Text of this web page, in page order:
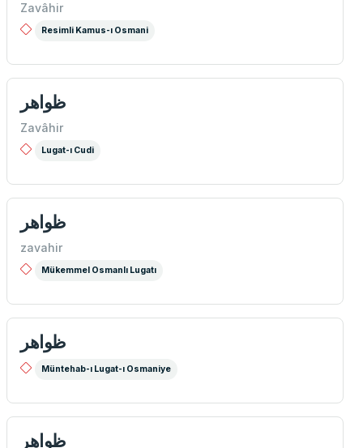
Zavâhir
Resimli Kamus-ı Osmani
ظواهر
Zavâhir
Lugat-ı Cudi
ظواهر
zavahir
Mükemmel Osmanlı Lugatı
ظواهر
Müntehab-ı Lugat-ı Osmaniye
ظواهر